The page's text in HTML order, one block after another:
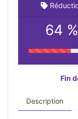
64 %
Fin
Description